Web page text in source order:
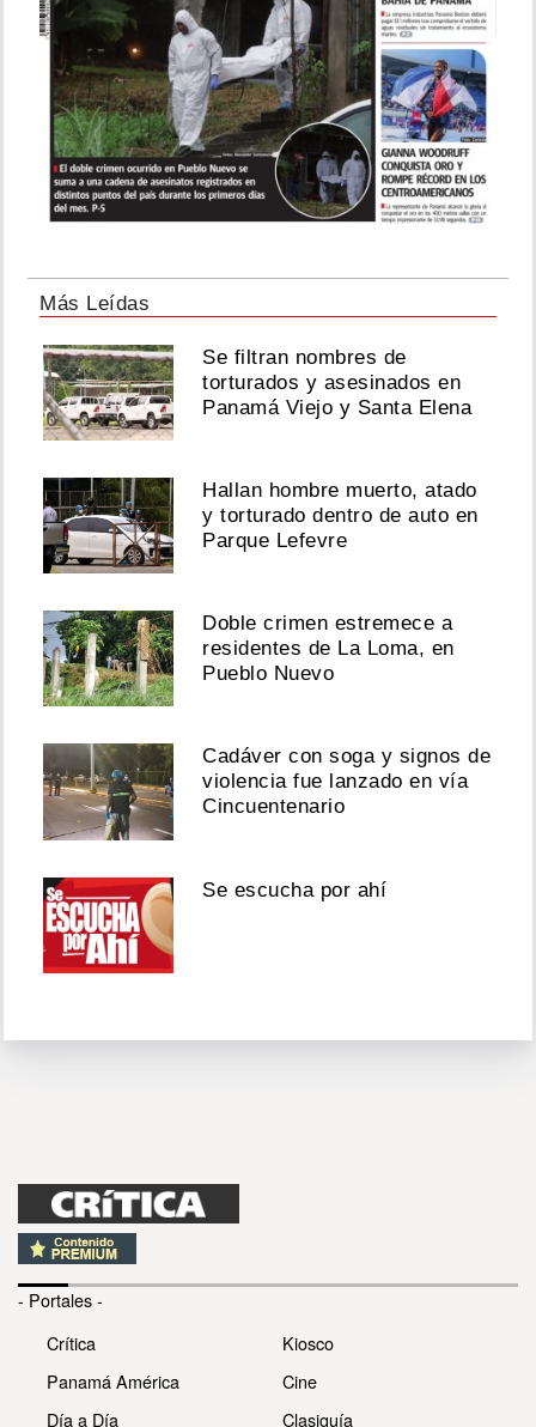
Más Leídas
Se filtran nombres de
torturados y asesinados en
Panamá Viejo y Santa Elena
Hallan hombre muerto, atado
y torturado dentro de auto en
Parque Lefevre
Doble crimen estremece a
residentes de La Loma, en
Pueblo Nuevo
Cadáver con soga y signos de
violencia fue lanzado en vía
Cincuentenario
Se escucha por ahí
- Portales -
Crítica
Panamá América
Día a Día
Kiosco
Cine
Clasiguía